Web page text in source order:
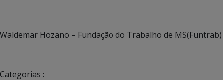
Waldemar Hozano – Fundação do Trabalho de MS(Funtrab)
Categorias :